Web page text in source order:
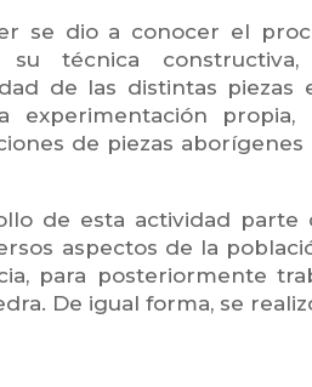
se dio a conocer el
su técnica
de las distintas piezas
experimentación propia,
de piezas
de esta actividad
aspectos de la
para posteriormente
De igual forma, se